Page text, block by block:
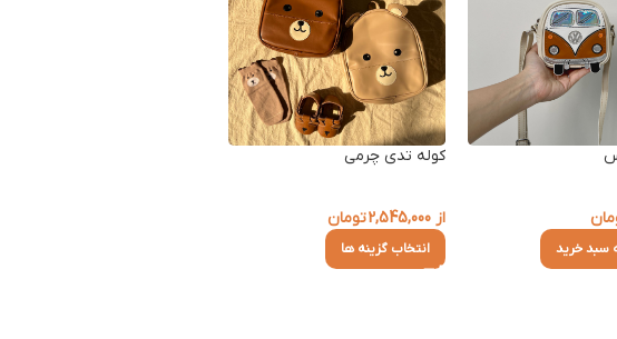
سبد خرید
کوله تدی چرمی
از 2,545,000تومان
انتخاب گزینه ها